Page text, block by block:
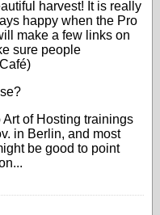
harvest! It is really
happy when the Pro
make a few links on
sure people
of Hosting trainings
in Berlin, and most
be good to point